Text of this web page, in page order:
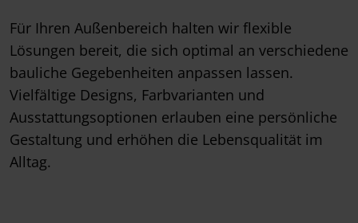
Für Ihren Außenbereich halten wir flexible
Lösungen bereit, die sich optimal an verschiedene
bauliche Gegebenheiten anpassen lassen.
Vielfältige Designs, Farbvarianten und
Ausstattungsoptionen erlauben eine persönliche
Gestaltung und erhöhen die Lebensqualität im
Alltag.